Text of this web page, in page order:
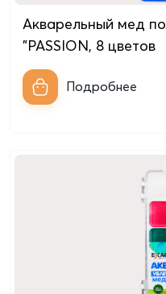
Акварельный мед
"PASSION, 8 цветов
Подробнее